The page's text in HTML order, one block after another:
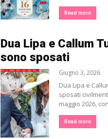
Read more
Dua Lipa e Callum
sono sposati
Giugno 3, 2026
Dua Lipa e
sposati
maggio 2026,
Read more